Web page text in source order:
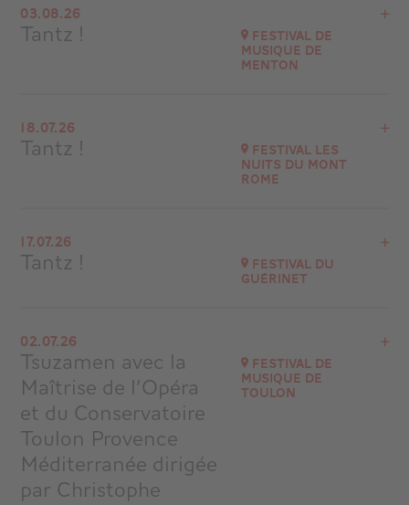
Nérac (47600)
03.08.26
Tantz ! Festival de
Musique de
Menton
Festival de Musique de Menton
à 21H00
18.07.26
Tantz ! Festival Les
Nuits du Mont
Rome
71510 Saint-Sernin-du-Plain
17.07.26
Tantz ! Festival du
Guérinet
Chapelle d'Andelot (63260 Vensat)
à 20H00
Accéder au site
02.07.26
Tsuzamen avec la
Maîtrise de l’Opéra
et du Conservatoire
Toulon Provence
Méditerranée dirigée
par Christophe
Festival de
musique de
Toulon